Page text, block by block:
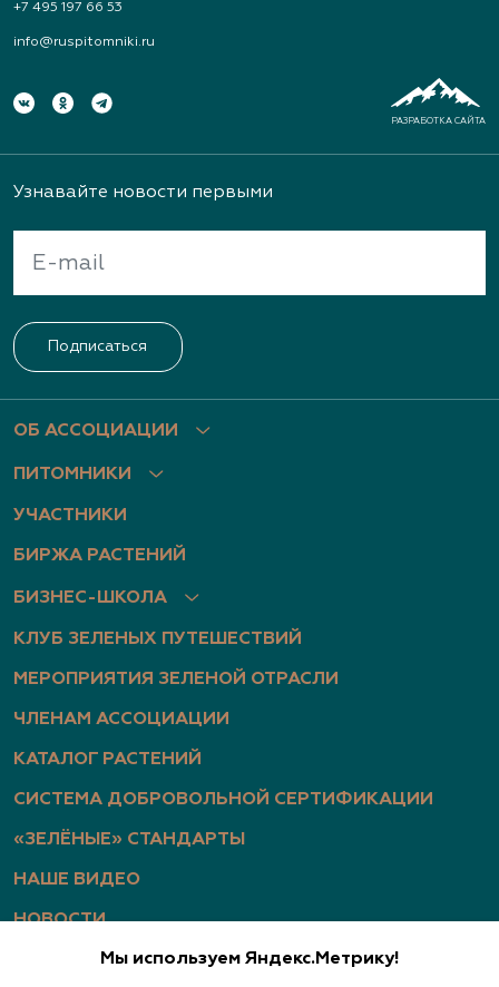
+7 495 197 66 53
info@ruspitomniki.ru
РАЗРАБОТКА САЙТА
ОБ АССОЦИАЦИИ
ПИТОМНИКИ
УЧАСТНИКИ
БИРЖА РАСТЕНИЙ
БИЗНЕС-ШКОЛА
КЛУБ ЗЕЛЕНЫХ ПУТЕШЕСТВИЙ
МЕРОПРИЯТИЯ ЗЕЛЕНОЙ ОТРАСЛИ
ЧЛЕНАМ АССОЦИАЦИИ
КАТАЛОГ РАСТЕНИЙ
СИСТЕМА ДОБРОВОЛЬНОЙ СЕРТИФИКАЦИИ
«ЗЕЛЁНЫЕ» СТАНДАРТЫ
НАШЕ ВИДЕО
НОВОСТИ
Узнавайте новости первыми
Подписаться
Мы используем Яндекс.Метрику!